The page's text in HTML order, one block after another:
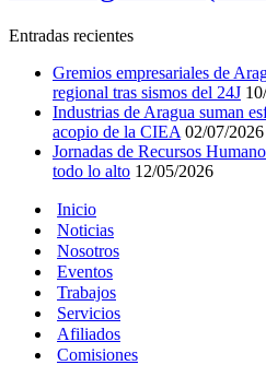
Entradas recientes
Gremios empresariales de
regional tras sismos del 24J
Industrias de Aragua suman
acopio de la CIEA 02/07/2026
Jornadas de Recursos
todo lo alto 12/05/2026
Inicio
Noticias
Nosotros
Eventos
Trabajos
Servicios
Afiliados
Comisiones